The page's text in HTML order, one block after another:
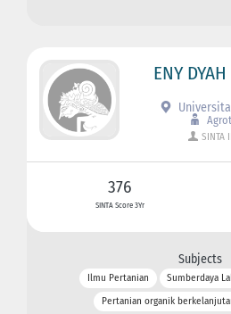
ENY
SINTA
376
SINTA Score 3Yr
Subjects
Ilmu Pertanian
Sumberdaya
Pertanian organik